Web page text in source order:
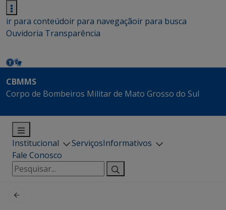
ir para conteúdoir para navegaçãoir para busca
Ouvidoria Transparência
CBMMS
Corpo de Bombeiros Militar de Mato Grosso do Sul
Institucional ServiçosInformativos
Fale Conosco
Pesquisar
por: